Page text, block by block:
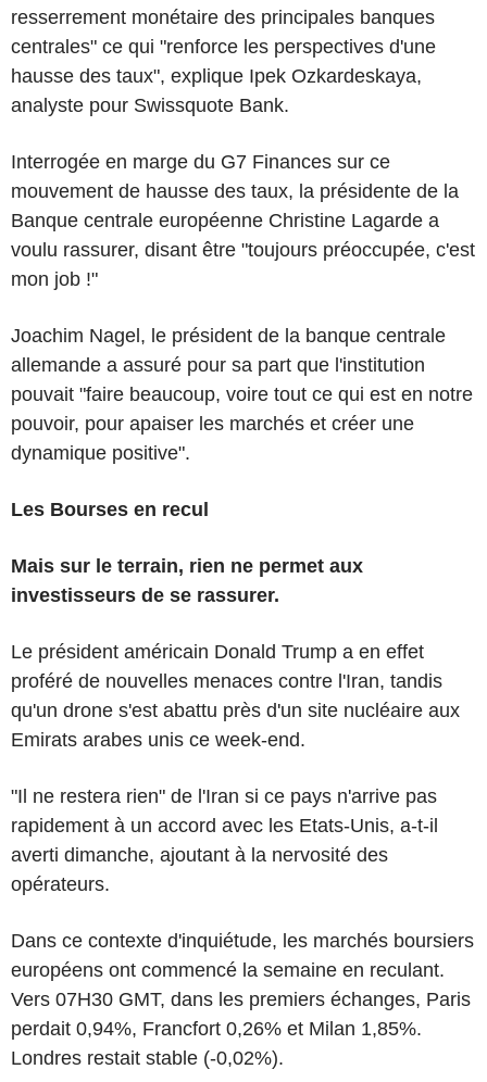
resserrement monétaire des principales banques
centrales" ce qui "renforce les perspectives d'une
hausse des taux", explique Ipek Ozkardeskaya,
analyste pour Swissquote Bank.
Interrogée en marge du G7 Finances sur ce
mouvement de hausse des taux, la présidente de la
Banque centrale européenne Christine Lagarde a
voulu rassurer, disant être "toujours préoccupée, c'est
mon job !"
Joachim Nagel, le président de la banque centrale
allemande a assuré pour sa part que l'institution
pouvait "faire beaucoup, voire tout ce qui est en notre
pouvoir, pour apaiser les marchés et créer une
dynamique positive".
Les Bourses en recul
Mais sur le terrain, rien ne permet aux
investisseurs de se rassurer.
Le président américain Donald Trump a en effet
proféré de nouvelles menaces contre l'Iran, tandis
qu'un drone s'est abattu près d'un site nucléaire aux
Emirats arabes unis ce week-end.
"Il ne restera rien" de l'Iran si ce pays n'arrive pas
rapidement à un accord avec les Etats-Unis, a-t-il
averti dimanche, ajoutant à la nervosité des
opérateurs.
Dans ce contexte d'inquiétude, les marchés boursiers
européens ont commencé la semaine en reculant.
Vers 07H30 GMT, dans les premiers échanges, Paris
perdait 0,94%, Francfort 0,26% et Milan 1,85%.
Londres restait stable (-0,02%).